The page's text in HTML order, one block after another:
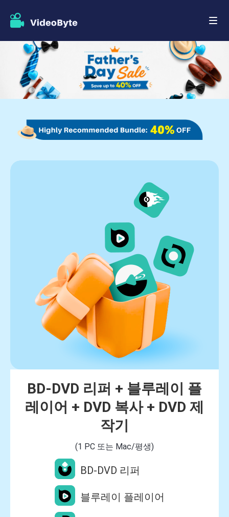
BD-DVD 리퍼 + 블루레이 플
레이어 + DVD 복사 + DVD 제
작기
(1 PC 또는 Mac/평생)
BD-DVD 리퍼
블루레이 플레이어